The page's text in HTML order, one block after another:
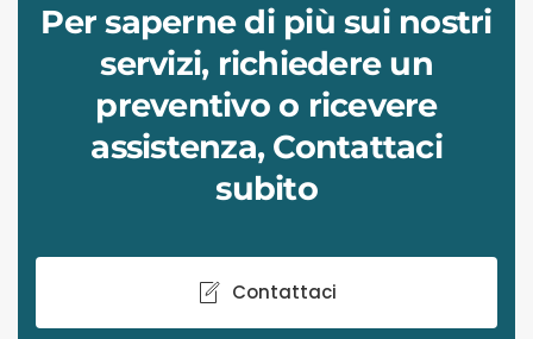
Per saperne di più sui nostri
servizi, richiedere un
preventivo o ricevere
assistenza, Contattaci
subito
Contattaci